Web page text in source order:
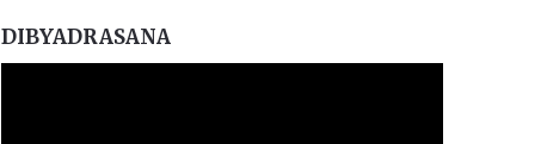
DIBYADRASANA